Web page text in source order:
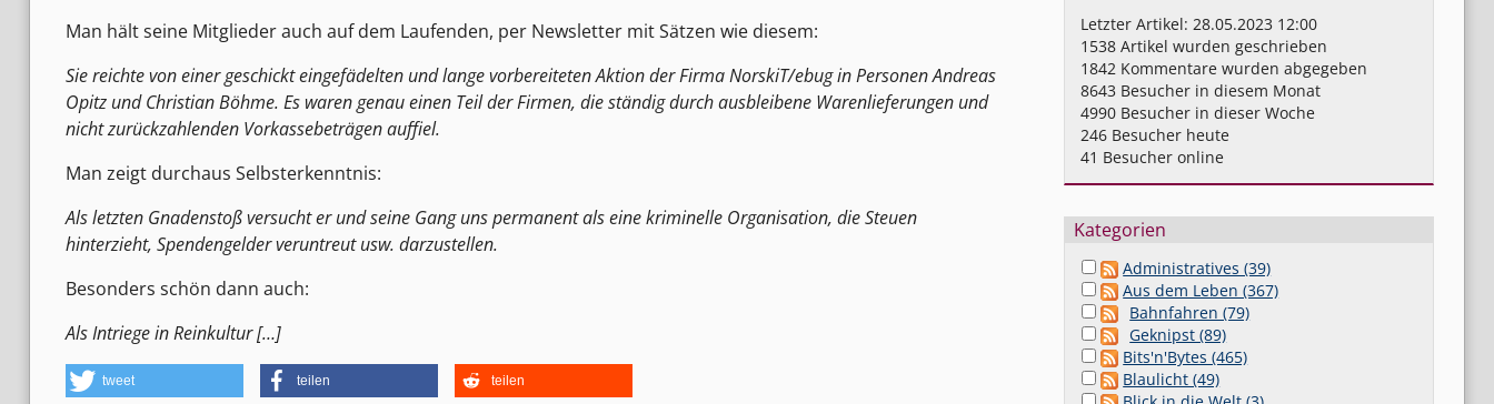
Man hält seine Mitglieder auch auf dem Laufenden, per Newsletter mit Sätzen wie diesem:
Sie reichte von einer geschickt eingefädelten und lange vorbereiteten Aktion der Firma NorskiT/ebug in Personen Andreas
Opitz und Christian Böhme. Es waren genau einen Teil der Firmen, die ständig durch ausbleibene Warenlieferungen und
nicht zurückzahlenden Vorkassebeträgen auffiel.
Man zeigt durchaus Selbsterkenntnis:
Als letzten Gnadenstoß versucht er und seine Gang uns permanent als eine kriminelle Organisation, die Steuen
hinterzieht, Spendengelder veruntreut usw. darzustellen.
Besonders schön dann auch:
Als Intriege in Reinkultur […]
tweet teilen teilen
Letzter Artikel: 28.05.2023 12:00
1538Artikel wurden geschrieben
1842Kommentare wurden abgegeben
8643 Besucher in diesem Monat
4990Besucher in dieser Woche
246Besucher heute
41 Besucher online
Kategorien
Administratives (39)
Aus dem Leben (367)
Bahnfahren (79)
Geknipst (89)
Bits'n'Bytes (465)
Blaulicht (49)